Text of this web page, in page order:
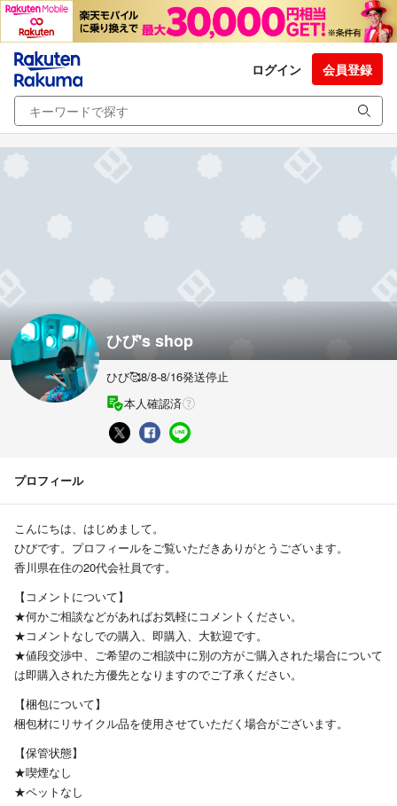
ログイン 会員登録
ひび's shop
ひび🥰8/8-8/16発送停止
本人確認済
プロフィール
こんにちは、はじめまして。
ひびです。プロフィールをご覧いただきありがとうございます。
香川県在住の20代会社員です。
【コメントについて】
★何かご相談などがあればお気軽にコメントください。
★コメントなしでの購入、即購入、大歓迎です。
★値段交渉中、ご希望のご相談中に別の方がご購入された場合について
は即購入された方優先となりますのでご了承ください。
【梱包について】
梱包材にリサイクル品を使用させていただく場合がございます。
【保管状態】
★喫煙なし
★ペットなし